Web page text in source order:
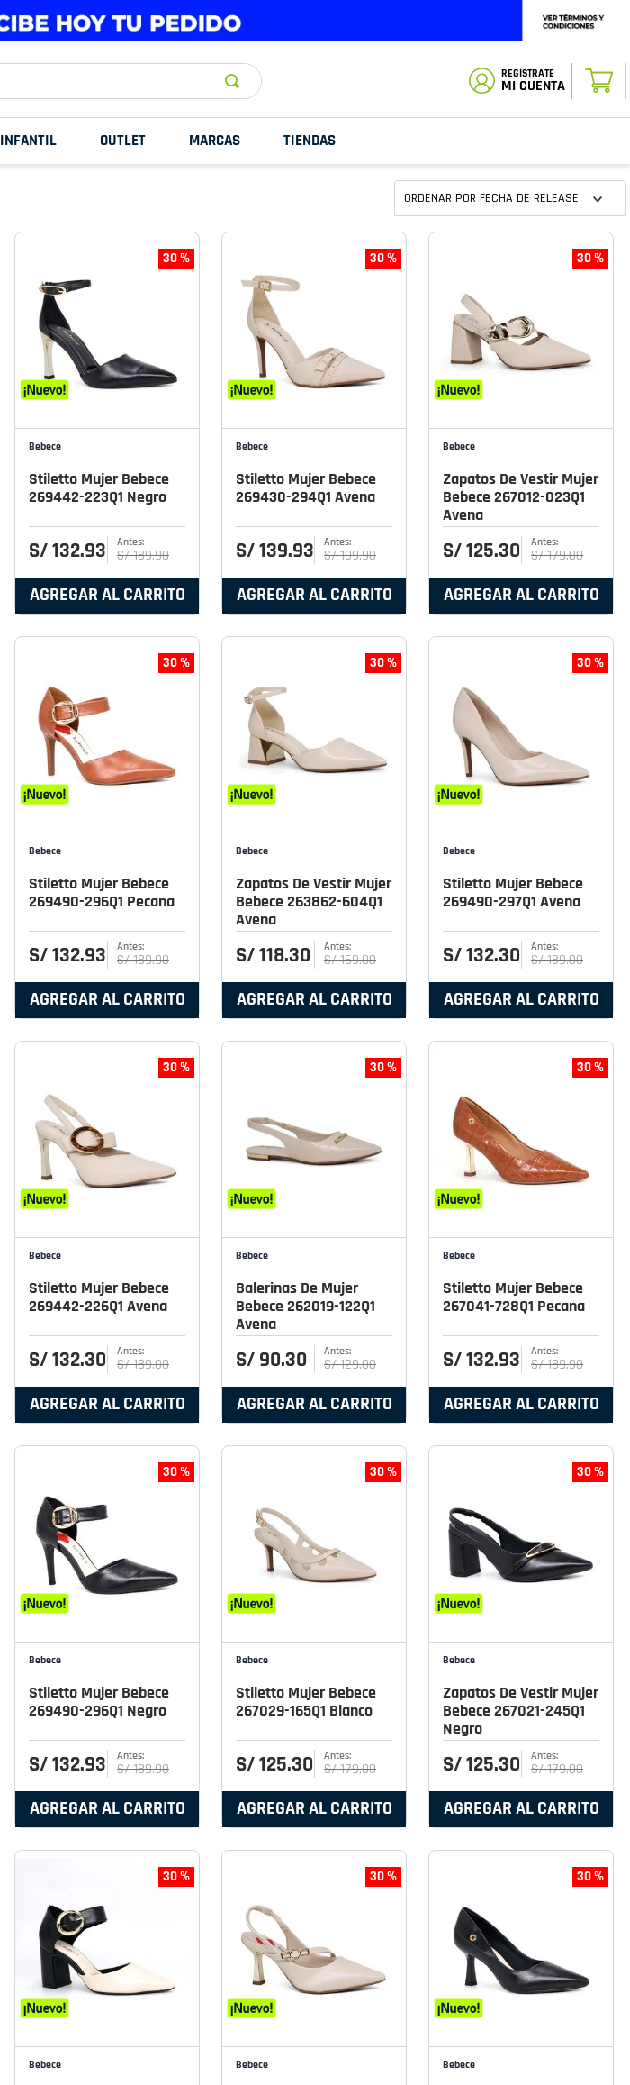
MI CUENTA
INFANTIL OUTLET MARCAS TIENDAS
ORDENAR POR FECHA DE RELEASE
30 %
Bebece
Stiletto Mujer Bebece
269442-223Q1 Negro
S/132.93 S/189.90
AGREGAR AL CARRITO
30 %
Bebece
Stiletto Mujer Bebece
269430-294Q1 Avena
S/139.93 S/199.90
AGREGAR AL CARRITO
30 %
Bebece
Zapatos De Vestir Mujer
Bebece 267012-023Q1
Avena
S/125.30 S/179.00
AGREGAR AL CARRITO
30 %
Bebece
Stiletto Mujer Bebece
269490-296Q1 Pecana
S/132.93 S/189.90
AGREGAR AL CARRITO
30 %
Bebece
Zapatos De Vestir Mujer
Bebece 263862-604Q1
Avena
S/118.30 S/169.00
AGREGAR AL CARRITO
30 %
Bebece
Stiletto Mujer Bebece
269490-297Q1 Avena
S/132.30 S/189.00
AGREGAR AL CARRITO
30 %
Bebece
Stiletto Mujer Bebece
269442-226Q1 Avena
S/132.30 S/189.00
AGREGAR AL CARRITO
30 %
Bebece
Balerinas De Mujer
Bebece 262019-122Q1
Avena
S/ 90.30 S/129.00
AGREGAR AL CARRITO
30 %
Bebece
Stiletto Mujer Bebece
267041-728Q1 Pecana
S/132.93 S/189.90
AGREGAR AL CARRITO
30 %
Bebece
Stiletto Mujer Bebece
269490-296Q1 Negro
S/132.93 S/189.90
AGREGAR AL CARRITO
30 %
Bebece
Stiletto Mujer Bebece
267029-165Q1 Blanco
S/125.30 S/179.00
AGREGAR AL CARRITO
30 %
Bebece
Zapatos De Vestir Mujer
Bebece 267021-245Q1
Negro
S/125.30 S/179.00
AGREGAR AL CARRITO
30 %
Bebece
30 %
Bebece
30 %
Bebece